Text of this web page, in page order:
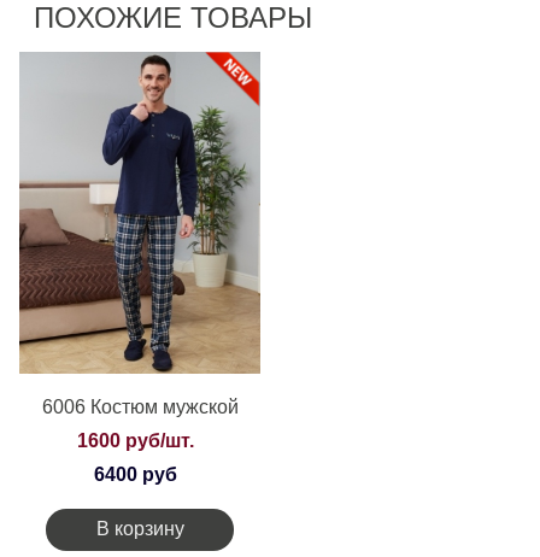
ПОХОЖИЕ ТОВАРЫ
6006 Костюм мужской
1600 руб/шт.
6400 руб
В корзину